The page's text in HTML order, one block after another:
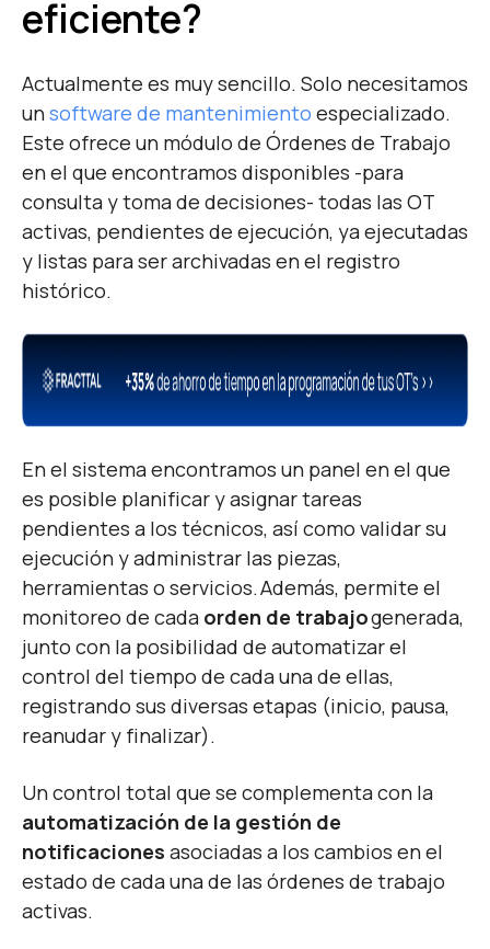
eficiente?
Actualmente es muy sencillo. Solo necesitamos
unsoftware de mantenimiento especializado.
Este ofrece un módulo de Órdenes de Trabajo
en el que encontramos disponibles -para
consulta y toma de decisiones- todas las OT
activas, pendientes de ejecución, ya ejecutadas
y listas para ser archivadas en el registro
histórico.
En el sistema encontramos un panel en el que
es posible planificar y asignar tareas
pendientes a los técnicos, así como validar su
ejecución y administrar las piezas,
herramientas o servicios. Además, permite el
monitoreo de cada orden de trabajogenerada,
junto con la posibilidad de automatizar el
control del tiempo de cada una de ellas,
registrando sus diversas etapas (inicio, pausa,
reanudar y finalizar).
Un control total que se complementa con la
automatización de la gestión de
notificaciones asociadas a los cambios en el
estado de cada una de las órdenes de trabajo
activas.